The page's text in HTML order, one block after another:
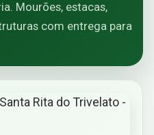
Mourões, estacas,
com entrega para